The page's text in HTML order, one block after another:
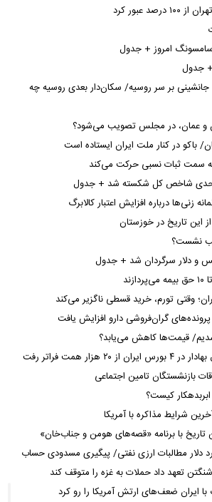
عبور کرد
امروز + جدول
جدول
جانشینی بر سر روسیه/ سکان‌دار بعدی روسیه چه
و عمان، در مجلس تصویب می‌شود؟
باکو در کنار ملت ایران ایستاده است
به سمت ثبات نسبی حرکت می‌کند
زنی‌ها درباره افزایش اعتبار کالابرگ
نشست؟
و دلار سرگردان شد + جدول
وقتی تورم، خرید قسطی ناگزیر می‌کند
گران‌فروشی دارو افزایش یافت
شدیم/ قیمت‌ها کاهش می‌یابد؟
همت فراتر رفت
بازنشستگان تامین اجتماعی
کیست؟
شرایط مذاکره با آمریکا
تاریخ با برنامه «قصه‌های هومن و جناب‌خان»
تعهد داد حملات به غزه را متوقف کند
ایران ضعف‌های ارتش آمریکا را رو کرد